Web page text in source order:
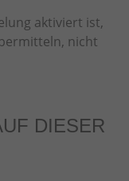
aktiviert ist,
nicht
DIESER